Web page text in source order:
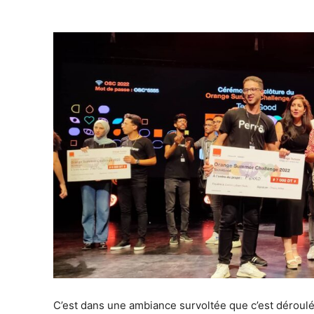
C’est dans une ambiance survoltée que c’est